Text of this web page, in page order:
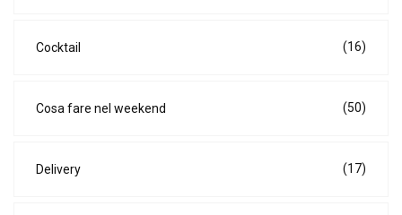
Cocktail (16)
Cosa fare nel weekend (50)
Delivery (17)